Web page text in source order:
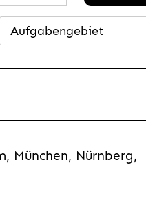
Aufgabengebiet
München, Nürnberg,